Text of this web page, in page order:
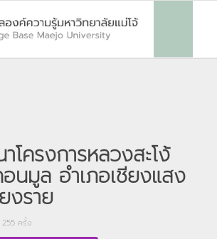
ครงการหลวงสะโง้
นมูล อำเภอเชียงแสง
งราย
255ครั้ง